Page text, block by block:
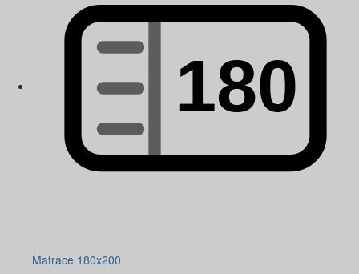
Matrace 180x200